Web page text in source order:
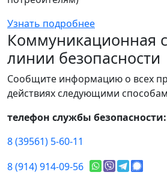
Узнать подробнее
Коммуникационная
линии безопасности
Сообщите информацию о всех
действиях следующими
телефон службы безопасности:
8 (39561) 5-60-11
8 (914) 914-09-56